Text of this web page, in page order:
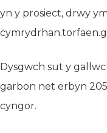
yn y prosiect, drwy
Dysgwch sut y
garbon net erbyn
cyngor.